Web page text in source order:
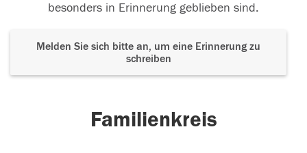
besonders in Erinnerung geblieben sind.
Melden Sie sich bitte an, um eine Erinnerung zu
schreiben
Familienkreis